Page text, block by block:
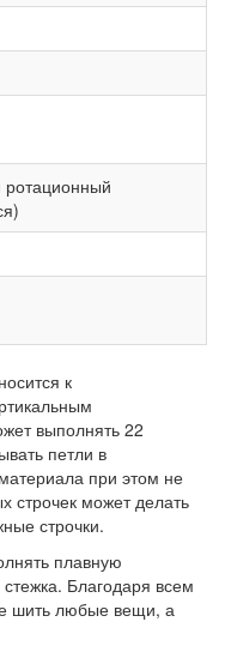
ротационный
к
выполнять 22
петли в
при этом не
строчек может делать
строчки.
плавную
Благодаря всем
шить любые вещи, а